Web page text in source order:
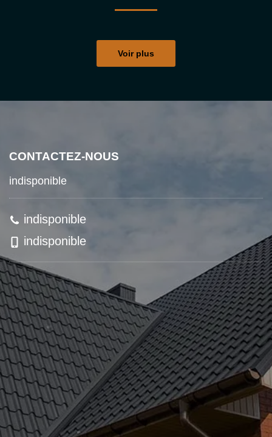
Voir plus
CONTACTEZ-NOUS
indisponible
indisponible
indisponible